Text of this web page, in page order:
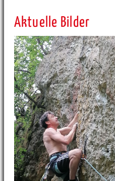
Aktuelle Bilder